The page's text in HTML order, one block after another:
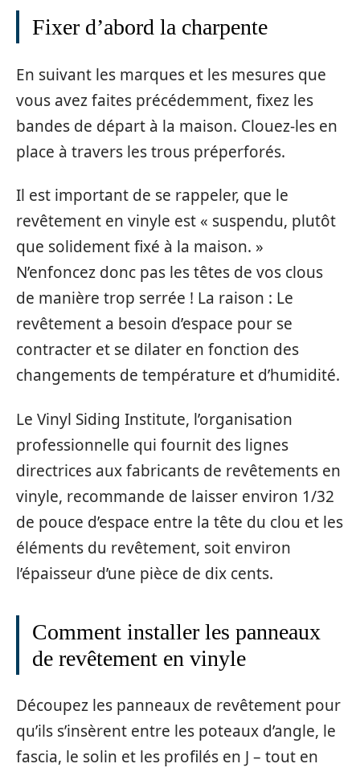
Fixer d’abord la charpente
En suivant les marques et les mesures que
vous avez faites précédemment, fixez les
bandes de départ à la maison. Clouez-les en
place à travers les trous préperforés.
Il est important de se rappeler, que le
revêtement en vinyle est « suspendu, plutôt
que solidement fixé à la maison. »
N’enfoncez donc pas les têtes de vos clous
de manière trop serrée ! La raison : Le
revêtement a besoin d’espace pour se
contracter et se dilater en fonction des
changements de température et d’humidité.
Le Vinyl Siding Institute, l’organisation
professionnelle qui fournit des lignes
directrices aux fabricants de revêtements en
vinyle, recommande de laisser environ 1/32
de pouce d’espace entre la tête du clou et les
éléments du revêtement, soit environ
l’épaisseur d’une pièce de dix cents.
Comment installer les panneaux
de revêtement en vinyle
Découpez les panneaux de revêtement pour
qu’ils s’insèrent entre les poteaux d’angle, le
fascia, le solin et les profilés en J – tout en